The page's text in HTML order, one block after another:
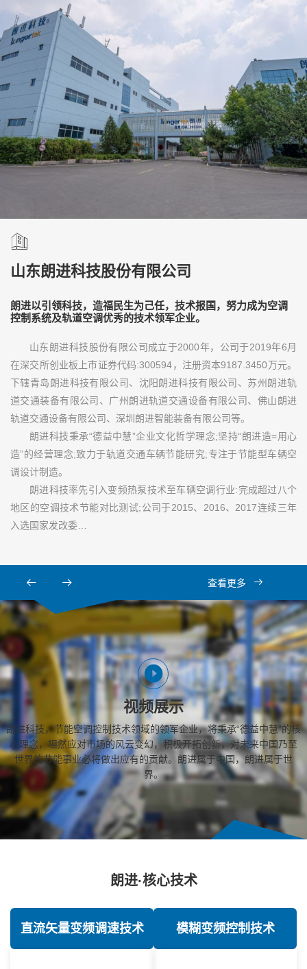
山东朗进科技股份有限公司
朗进以引领科技，造福民生为己任，技术报国，努力成为空调
控制系统及轨道空调优秀的技术领军企业。
山东朗进科技股份有限公司成立于2000年，公司于2019年6月
在深交所创业板上市证券代码:300594，注册资本9187.3450万元。
下辖青岛朗进科技有限公司、沈阳朗进科技有限公司、苏州朗进轨
道交通装备有限公司、广州朗进轨道交通设备有限公司、佛山朗进
轨道交通设备有限公司、深圳朗进智能装备有限公司等。
朗进科技秉承“德益中慧”企业文化哲学理念;坚持“朗进造=用心
造”的经营理念;致力于轨道交通车辆节能研究;专注于节能型车辆空
调设计制造。
朗进科技率先引入变频热泵技术至车辆空调行业:完成超过八个
地区的空调技术节能对比测试;公司于2015、2016、2017连续三年
入选国家发改委…
查看更多
视频展示
朗进科技，节能空调控制技术领域的领军企业，将秉承“德益中慧”的核
心理念，坦然应对市场的风云变幻，积极开拓创新，对未来中国乃至
世界的节能事业必将做出应有的贡献。朗进属于中国，朗进属于世
界。
朗进·核心技术
直流矢量变频调速技术 模糊变频控制技术